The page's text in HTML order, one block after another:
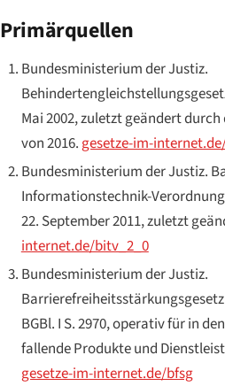
Primärquellen
Bundesministerium der Justiz.
Mai 2002, zuletzt geändert
von 2016. gesetze-im-
Bundesministerium der Justiz.
Informationstechnik-Verordnung
22. September 2011, zuletzt
internet.de/bitv_2_0
Bundesministerium der Justiz.
Barrierefreiheitsstärkungsgesetz
BGBl. I S. 2970, operativ für in
fallende Produkte und
gesetze-im-internet.de/bfsg